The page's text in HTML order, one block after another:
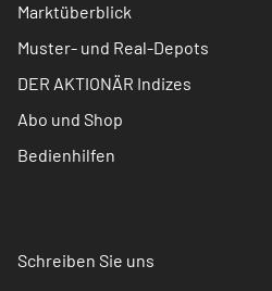
Marktüberblick
Muster- und Real-Depots
DER AKTIONÄR Indizes
Abo und Shop
Bedienhilfen
Schreiben Sie uns